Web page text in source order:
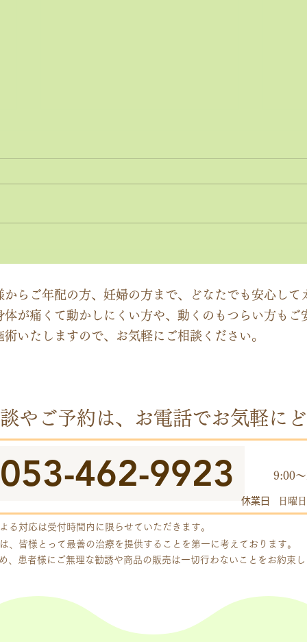
脳のコミュニケーションを円
ー
らご年配の方、妊婦の方まで、どなたでも安心して
が痛くて動かしにくい方や、動くのもつらい方もご
いたしますので、お気軽にご相談ください。
やご予約は、お電話でお気軽に
053-462-9923 9:00
休業日 日曜
る対応は受付時間内に限らせていただきます。
、皆様とって最善の治療を提供することを第一に考えております。
、患者様にご無理な勧誘や商品の販売は一切行わないことをお約束